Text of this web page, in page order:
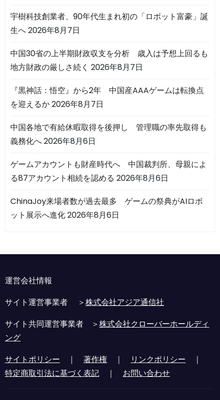
宇樹科技創業者、90年代生まれ初の「ロボット富豪」誕
生へ2026年8月7日
中国30省の上半期財政収支を分析 歳入は予想上回るも
地方財政の厳しさ続く 2026年8月7日
『黒神話：悟空』から2年 中国産AAAゲームは転換点
を迎えるか2026年8月7日
中国各地で有給休暇取得を後押し 管理職の率先取得も
義務化へ2026年8月6日
ゲームアカウントも財産時代へ 中国裁判所、母親によ
る87アカウント相続を認める 2026年8月6日
ChinaJoy来場者数が過去最多 ゲームの祭典がAIロボ
ット展示へ進化2026年8月6日
運営会社情報
サイト運営事業者 ＞株式会社アジア通信社
サイト共同運営事業者 ＞株式会社クローバーホールディ
ング
サイトポリシー ｜ 著作権 ｜ リンクポリシー ｜
特定商取引法に基づく表記 ｜ お問い合わせ